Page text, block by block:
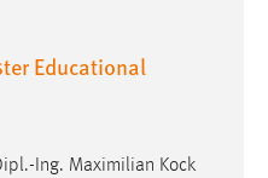
Educational
Ing. Maximilian Kock